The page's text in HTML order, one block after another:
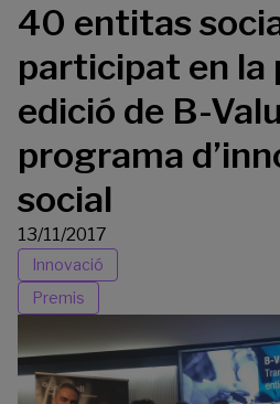
40 entitas
participat en la
edició de B-
programa
social
13/11/2017
Innovació
Premis